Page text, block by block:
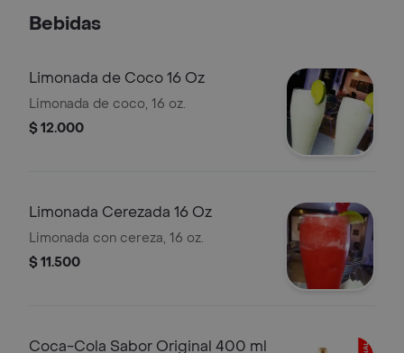
Bebidas
Limonada de Coco 16 Oz
Limonada de coco, 16 oz.
$ 12.000
Limonada Cerezada 16 Oz
Limonada con cereza, 16 oz.
$ 11.500
Coca-Cola Sabor Original 400 ml